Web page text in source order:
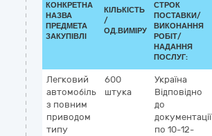
КОНКРЕТНА
НАЗВА
ПРЕДМЕТА
ЗАКУПІВЛІ
КІЛЬКІСТЬ
/
ОД.ВИМІРУ
СТРОК
ПОСТАВКИ/
ВИКОНАННЯ
РОБІТ/
НАДАННЯ
ПОСЛУГ:
Легковий
автомобіль
з повним
приводом
типу
600
штука
Україна
Відповідно
до
документації
по 10-12-